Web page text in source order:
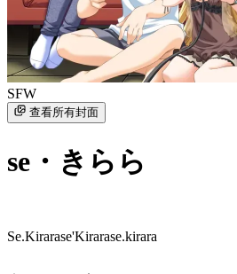
SFW
查看所有封面
se・きらら
Se.Kirarase'Kirarase.kirara